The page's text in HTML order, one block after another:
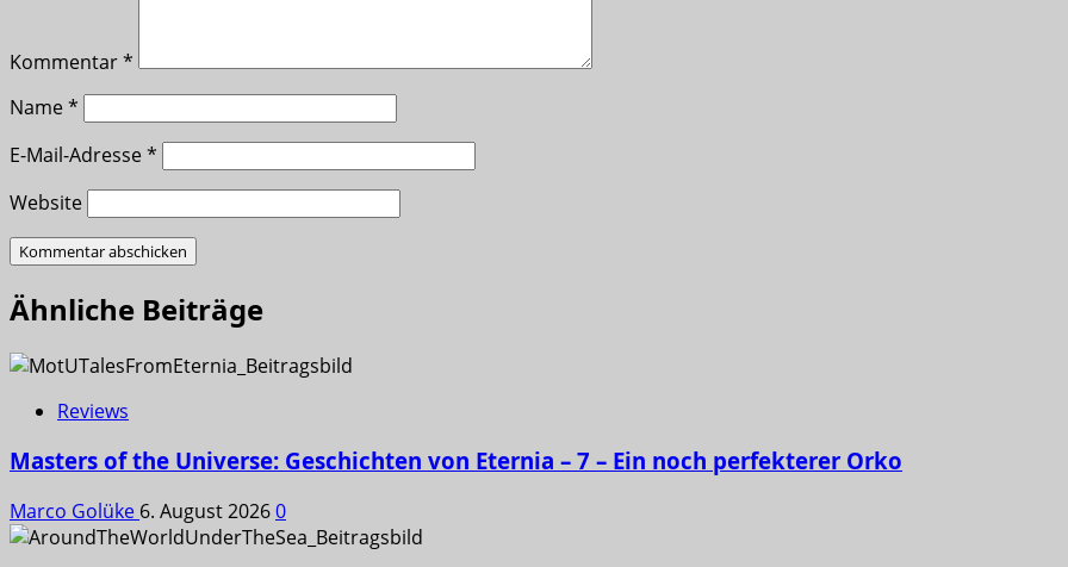
Kommentar*
Name*
E-Mail-Adresse*
Website
Ähnliche Beiträge
Reviews
Masters of the Universe: Geschichten von Eternia – 7 – Ein noch perfekterer Orko
Marco Golüke 6. August 20260